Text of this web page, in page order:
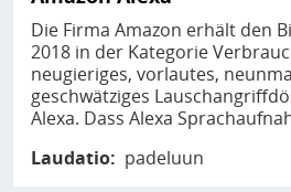
Die Firma Amazon erhält den
2018 in der Kategorie
neugieriges, vorlautes,
geschwätziges
Alexa. Dass Alexa
Laudatio
padeluun